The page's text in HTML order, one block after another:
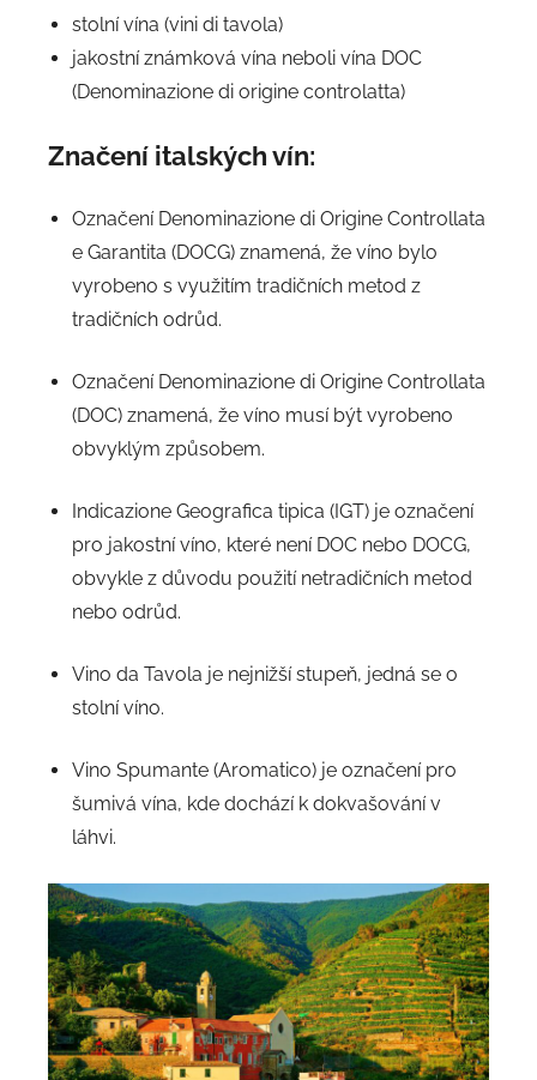
stolní vína (vini di tavola)
jakostní známková vína neboli vína DOC
(Denominazione di origine controlatta)
Značení italských vín:
Označení Denominazione di Origine Controllata
e Garantita (DOCG) znamená, že víno bylo
vyrobeno s využitím tradičních metod z
tradičních odrůd.
Označení Denominazione di Origine Controllata
(DOC) znamená, že víno musí být vyrobeno
obvyklým způsobem.
Indicazione Geografica tipica (IGT) je označení
pro jakostní víno, které není DOC nebo DOCG,
obvykle z důvodu použití netradičních metod
nebo odrůd.
Vino da Tavola je nejnižší stupeň, jedná se o
stolní víno.
Vino Spumante (Aromatico) je označení pro
šumivá vína, kde dochází k dokvašování v
láhvi.